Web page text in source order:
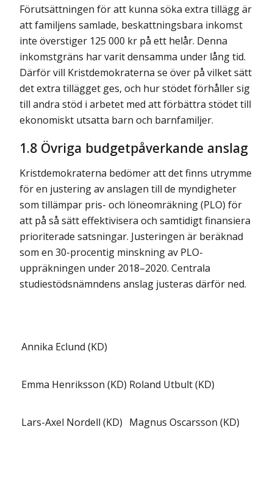
Förutsättningen för att kunna söka extra tillägg är
att familjens samlade, beskatt­ningsbara inkomst
inte överstiger 125 000 kr på ett helår. Denna
inkomstgräns har varit densamma under lång tid.
Därför vill Kristdemokraterna se över på vilket sätt
det extra tillägget ges, och hur stödet förhåller sig
till andra stöd i arbetet med att förbättra stödet till
ekonomiskt utsatta barn och barnfamiljer.
1.8 Övriga budgetpåverkande anslag
Kristdemokraterna bedömer att det finns utrymme
för en justering av anslagen till de myndigheter
som tillämpar pris- och löneomräkning (PLO) för
att på så sätt effek­tivisera och samtidigt finansiera
prioriterade satsningar. Justeringen är beräknad
som en 30-procentig minskning av PLO-
uppräkningen under 2018–2020. Centrala
studiestöds­nämndens anslag justeras därför ned.
Annika Eclund (KD)
Emma Henriksson (KD) Roland Utbult (KD)
Lars-Axel Nordell (KD) Magnus Oscarsson (KD)